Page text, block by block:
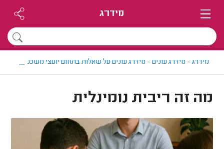
מידרג
מידרג> מידרג עונים> מידרג עונים על שאלות בתחום יועצי משכנתאות
...
מה זה ריבית נומינלית